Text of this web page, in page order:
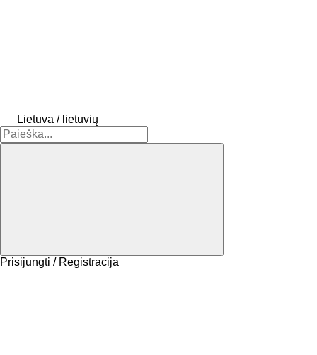
Lietuva / lietuvių
Prisijungti / Registracija